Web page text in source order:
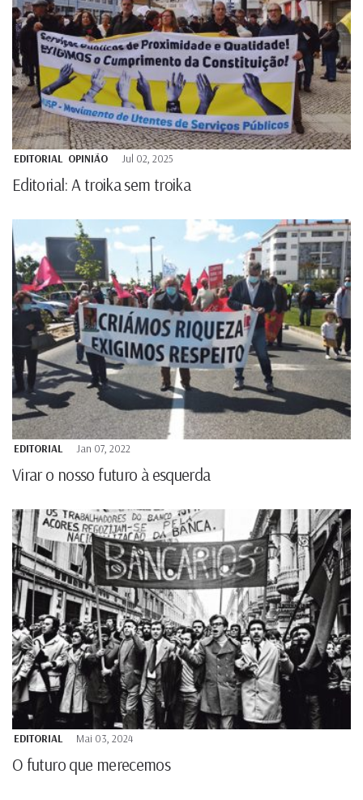
EDITORIAL OPINIÃO Jul 02, 2025
Editorial: A troika sem troika
EDITORIAL Jan 07, 2022
Virar o nosso futuro à esquerda
EDITORIAL Mai 03, 2024
O futuro que merecemos